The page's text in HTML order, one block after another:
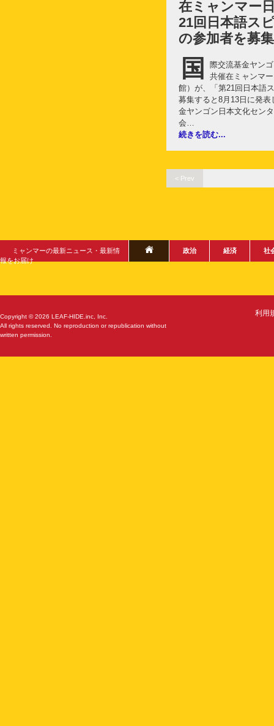
在ミャンマー
21回日本語ス
の参加者を募集
国
際交流基金ヤン
共催在ミャンマ
館）が、「第21回日本語
募集すると8月13日に発
金ヤンゴン日本文化セン
会…
続きを読む...
< Prev
ミャンマーの最新ニュース・最新情
報をお届け
政治 経済 社
Copyright © 2026 LEAF-HIDE.inc, Inc.
All rights reserved. No reproduction or republication without
written permission.
利用